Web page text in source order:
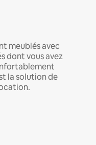
meublés avec
dont vous avez
la solution de